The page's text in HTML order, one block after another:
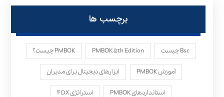
برچسب ها
Bsc چیست PMBOK ۵th Edition PMBOK چیست؟
آموزش PMBOK ابزارهای دیجیتال برای مدیران
استانداردهای PMBOK استراتژی ۴DX